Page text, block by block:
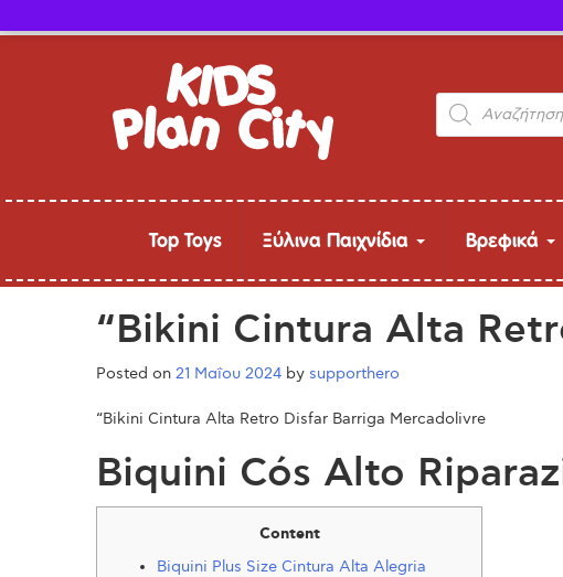
Products
search
Top Toys Ξύλινα Παιχνίδια Βρεφικά
“Bikini Cintura Alta
Posted on 21 Μαΐου 2024 by supporthero
“Bikini Cintura Alta Retro Disfar Barriga Mercadolivre
Biquini Cós Alto
Content
Biquini Plus Size Cintura Alta Alegria